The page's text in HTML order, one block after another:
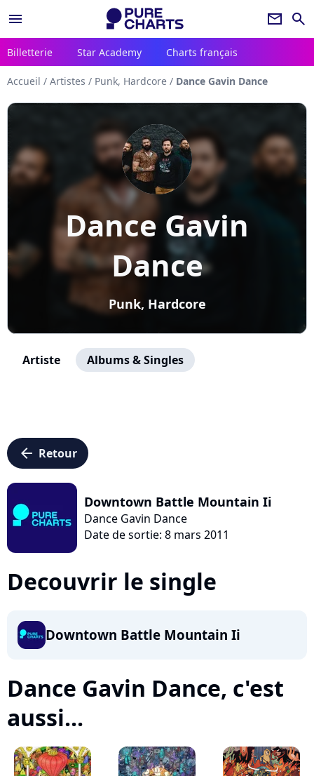
menu newsletter search
Billetterie Star Academy Charts français
Accueil / Artistes / Punk, Hardcore / Dance Gavin Dance
Dance Gavin
Dance
Punk, Hardcore
Artiste Albums & Singles
arrow_left Retour
Downtown Battle Mountain Ii
Dance Gavin Dance
Date de sortie: 8 mars 2011
Decouvrir le single
Downtown Battle Mountain Ii
Dance Gavin Dance, c'est
aussi...